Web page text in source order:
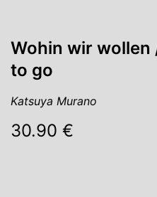
Wohin wir wollen
to go
Katsuya Murano
30.90 €